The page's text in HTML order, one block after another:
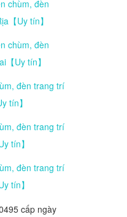
chùm, đèn
【Uy tín】
chùm, đèn
Uy tín】
đèn trang trí
tín】
đèn trang trí
tín】
đèn trang trí
tín】
cấp ngày